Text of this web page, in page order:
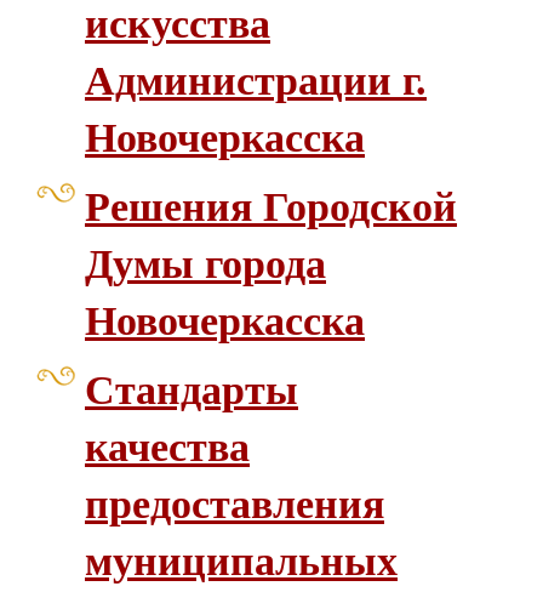
искусства
Администрации г.
Новочеркасска
Решения Городской
Думы города
Новочеркасска
Стандарты
качества
предоставления
муниципальных